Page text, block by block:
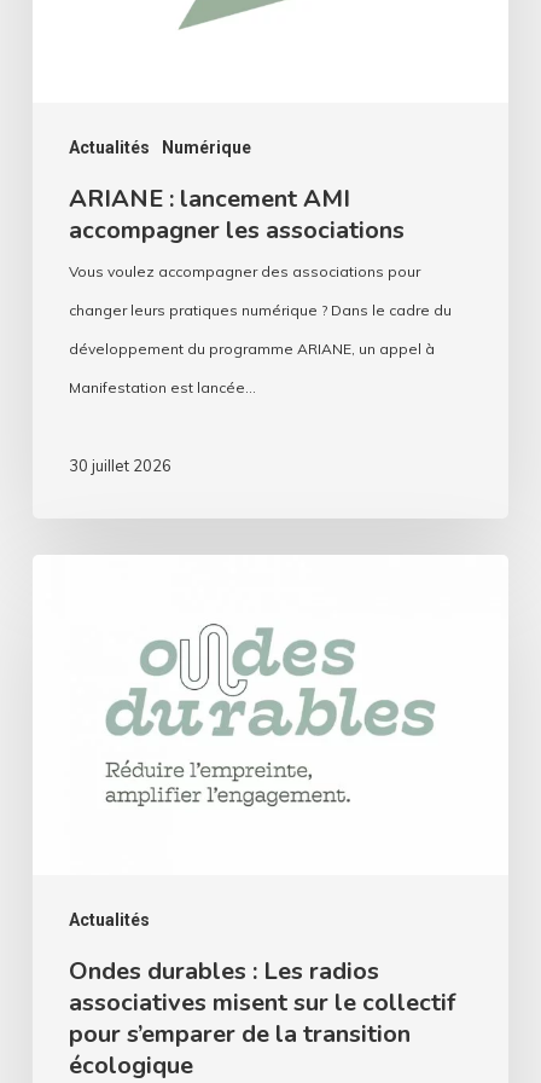
Actualités Numérique
ARIANE : lancement AMI
accompagner les associations
Vous voulez accompagner des associations pour
changer leurs pratiques numérique ? Dans le cadre du
développement du programme ARIANE, un appel à
Manifestation est lancée…
30 juillet 2026
Actualités
associatives
collectif
s’emparer
Ondes durables : Les radios
associatives misent sur le collectif
pour s’emparer de la transition
écologique